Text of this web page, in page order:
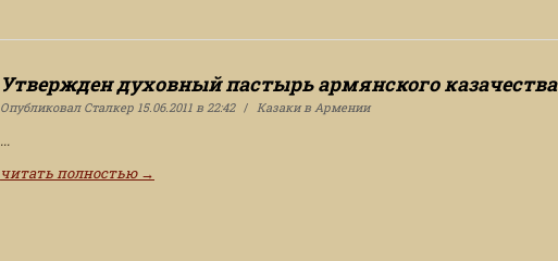
Утвержден духовный пастырь армянского казачества
Опубликовал Сталкер 15.06.2011 в 22:42 Казаки в Армении
...
читать полностью →